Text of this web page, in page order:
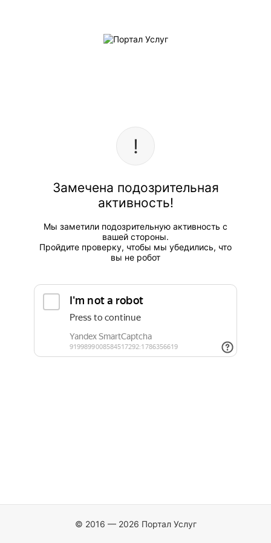
Замечена подозрительная
активность!
Мы заметили подозрительную активность с
вашей стороны.
Пройдите проверку, чтобы мы убедились, что
вы не робот
© 2016 — 2026 Портал Услуг